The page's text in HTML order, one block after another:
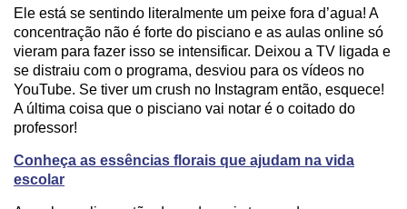
Ele está se sentindo literalmente um peixe fora d’agua! A
concentração não é forte do pisciano e as aulas online só
vieram para fazer isso se intensificar. Deixou a TV ligada e
se distraiu com o programa, desviou para os vídeos no
YouTube. Se tiver um crush no Instagram então, esquece!
A última coisa que o pisciano vai notar é o coitado do
professor!
Conheça as essências florais que ajudam na vida
escolar